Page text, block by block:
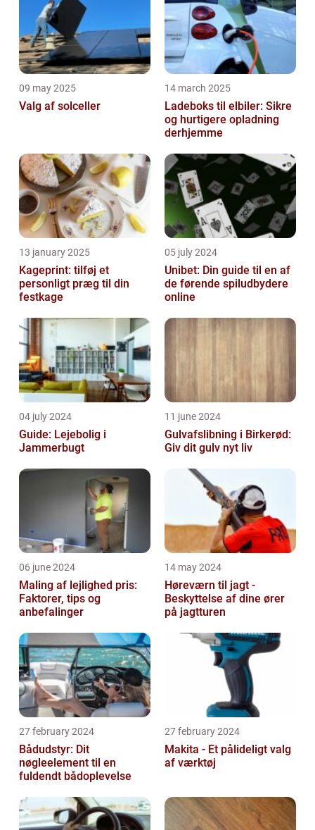
09 may 2025
Valg af solceller
14 march 2025
Ladeboks til elbiler: Sikre
og hurtigere opladning
derhjemme
13 january 2025
Kageprint: tilføj et
personligt præg til din
festkage
05 july 2024
Unibet: Din guide til en af
de førende spiludbydere
online
04 july 2024
Guide: Lejebolig i
Jammerbugt
11 june 2024
Gulvafslibning i Birkerød:
Giv dit gulv nyt liv
06 june 2024
Maling af lejlighed pris:
Faktorer, tips og
anbefalinger
14 may 2024
Høreværn til jagt -
Beskyttelse af dine ører
på jagtturen
27 february 2024
Bådudstyr: Dit
nøgleelement til en
fuldendt bådoplevelse
27 february 2024
Makita - Et pålideligt valg
af værktøj